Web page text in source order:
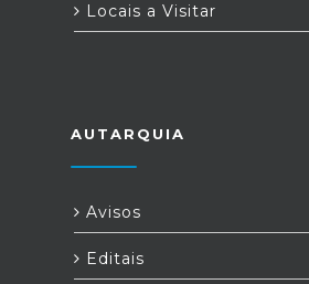
Locais a Visitar
AUTARQUIA
Avisos
Editais